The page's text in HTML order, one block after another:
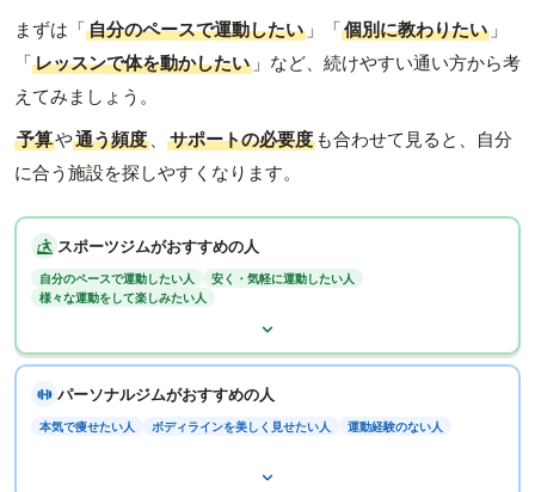
まずは「自分のペースで運動したい 」「個別に教わりたい 」
「レッスンで体を動かしたい 」など、続けやすい通い方から考
えてみましょう。
予算や通う頻度 、 サポートの必要度 も合わせて見ると、自分
に合う施設を探しやすくなります。
スポーツジムがおすすめの人
自分のペースで運動したい人
安く・気軽に運動したい人
様々な運動をして楽しみたい人
パーソナルジムがおすすめの人
本気で痩せたい人 ボディラインを美しく見せたい人 運動経験のない人